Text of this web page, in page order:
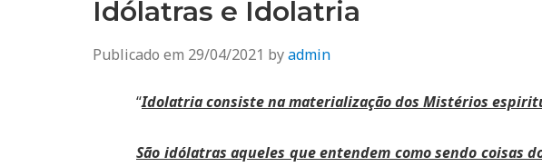
Idólatras e Idolatria
Publicado em 29/04/2021 byadmin
“Idolatria consiste na materialização dos Mistérios
São idólatras aqueles que entendem como sendo coisas